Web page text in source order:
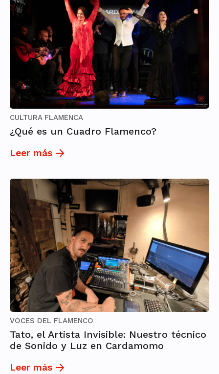
CULTURA FLAMENCA
¿Qué es un Cuadro Flamenco?
Leer más
VOCES DEL FLAMENCO
Tato, el Artista Invisible: Nuestro técnico
de Sonido y Luz en Cardamomo
Leer más